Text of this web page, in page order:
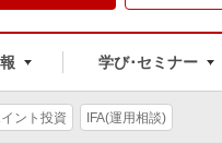
学び･セミナー
ント投資 IFA(運用相談)